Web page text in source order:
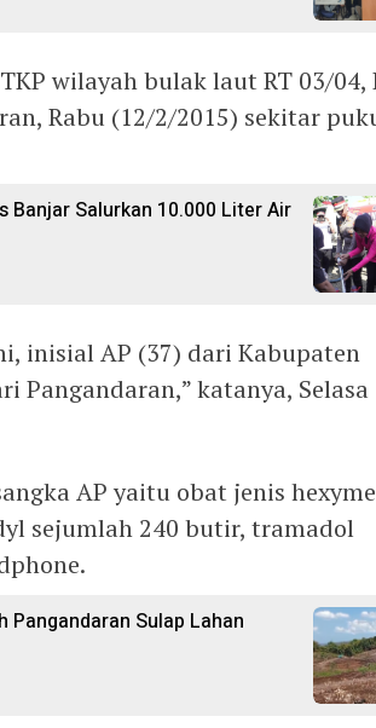
wilayah bulak laut RT 03/04,
Rabu (12/2/2015) sekitar
Banjar Salurkan 10.000 Liter Air
inisial AP (37) dari Kabupaten
Pangandaran,” katanya, Selasa
AP yaitu obat jenis
sejumlah 240 butir, tramadol
Pangandaran Sulap Lahan